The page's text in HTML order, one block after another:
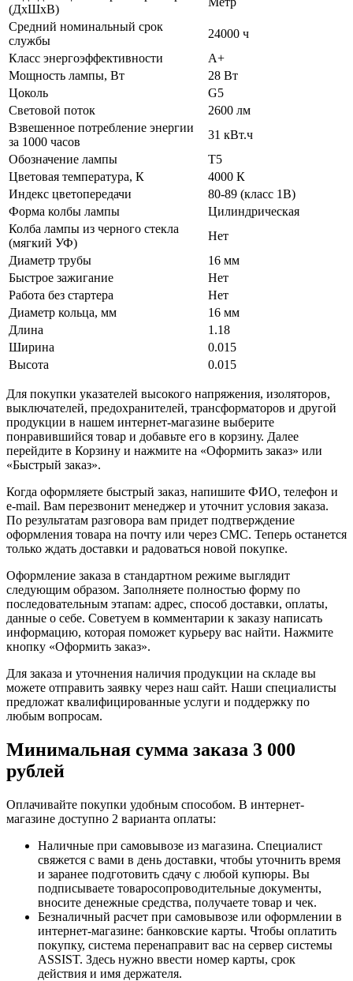
(ДхШхВ)
Средний номинальный срок
службы
24000 ч
Класс энергоэффективности
A+
Мощность лампы, Вт
28 Вт
Цоколь
G5
Световой поток
2600 лм
Взвешенное потребление энергии
за 1000 часов
31 кВт.ч
Обозначение лампы
T5
Цветовая температура, К
4000 К
Индекс цветопередачи
80-89 (класс 1В)
Форма колбы лампы
Цилиндрическая
Колба лампы из черного стекла
(мягкий УФ)
Нет
Диаметр трубы
16 мм
Быстрое зажигание
Нет
Работа без стартера
Нет
Диаметр кольца, мм
16 мм
Длина
1.18
Ширина
0.015
Высота
0.015
Для покупки указателей высокого напряжения, изоляторов,
выключателей, предохранителей, трансформаторов и другой
продукции в нашем интернет-магазине выберите
понравившийся товар и добавьте его в корзину. Далее
перейдите в Корзину и нажмите на «Оформить заказ» или
«Быстрый заказ».
Когда оформляете быстрый заказ, напишите ФИО, телефон и
e-mail. Вам перезвонит менеджер и уточнит условия заказа.
По результатам разговора вам придет подтверждение
оформления товара на почту или через СМС. Теперь останется
только ждать доставки и радоваться новой покупке.
Оформление заказа в стандартном режиме выглядит
следующим образом. Заполняете полностью форму по
последовательным этапам: адрес, способ доставки, оплаты,
данные о себе. Советуем в комментарии к заказу написать
информацию, которая поможет курьеру вас найти. Нажмите
кнопку «Оформить заказ».
Для заказа и уточнения наличия продукции на складе вы
можете отправить заявку через наш сайт. Наши специалисты
предложат квалифицированные услуги и поддержку по
любым вопросам.
Минимальная сумма заказа 3 000
рублей
Оплачивайте покупки удобным способом. В интернет-
магазине доступно 2 варианта оплаты:
Наличные при самовывозе из магазина. Специалист
свяжется с вами в день доставки, чтобы уточнить время
и заранее подготовить сдачу с любой купюры. Вы
подписываете товаросопроводительные документы,
вносите денежные средства, получаете товар и чек.
Безналичный расчет при самовывозе или оформлении в
интернет-магазине: банковские карты. Чтобы оплатить
покупку, система перенаправит вас на сервер системы
ASSIST. Здесь нужно ввести номер карты, срок
действия и имя держателя.